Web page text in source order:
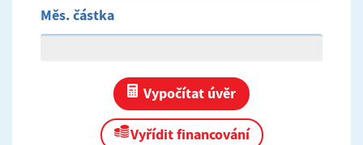
Měs. částka
Vypočítat úvěr
Vyřídit financování